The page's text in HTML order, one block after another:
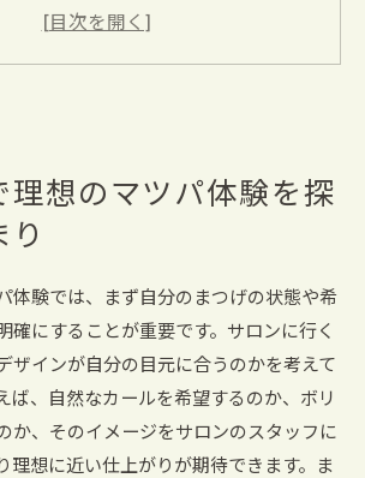
る目元の印象変化と自分らしさの表現
つけるマツパ体験で新しい自分を発見
理想のマツパ体験を探
り
体験では、まず自分のまつげの状態や希
確にすることが重要です。サロンに行く
ザインが自分の目元に合うのかを考えて
ば、自然なカールを希望するのか、ボリ
か、そのイメージをサロンのスタッフに
理想に近い仕上がりが期待できます。ま